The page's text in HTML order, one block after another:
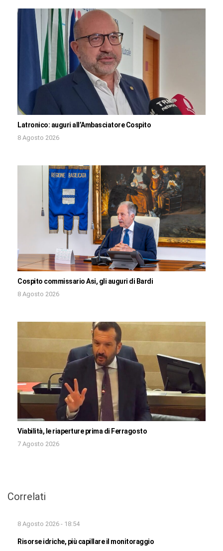
Latronico: auguri all’Ambasciatore Cospito
8 Agosto 2026
Cospito commissario Asi, gli auguri di Bardi
8 Agosto 2026
Viabilità, le riaperture prima di Ferragosto
7 Agosto 2026
Correlati
8 Agosto 2026 - 18:54
Risorse idriche, più capillare il monitoraggio